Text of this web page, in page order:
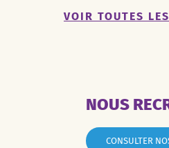
VOIR TOUTES
NOUS
CONSULTER